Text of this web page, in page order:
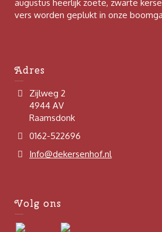
augustus heerlijk zoete, zwarte
vers worden geplukt in onze
Adres
Zijlweg 2
4944 AV
Raamsdonk
0162-522696
Info@dekersenhof.nl
Volg ons